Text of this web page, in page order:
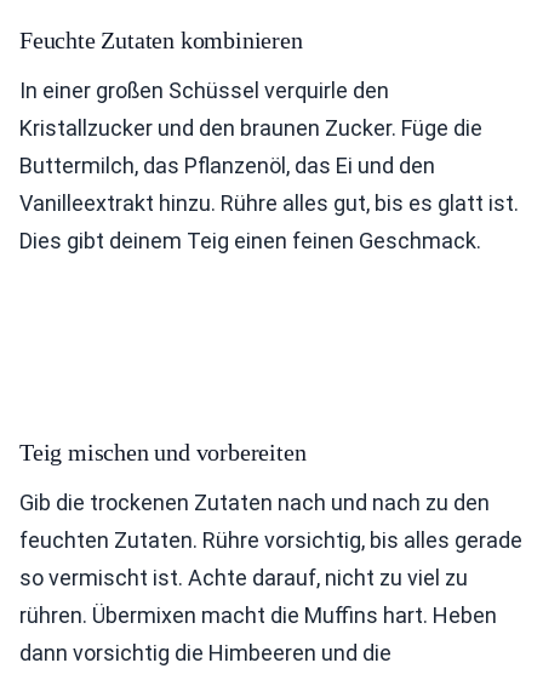
Feuchte Zutaten kombinieren
In einer großen Schüssel verquirle den
Kristallzucker und den braunen Zucker. Füge die
Buttermilch, das Pflanzenöl, das Ei und den
Vanilleextrakt hinzu. Rühre alles gut, bis es glatt ist.
Dies gibt deinem Teig einen feinen Geschmack.
Teig mischen und vorbereiten
Gib die trockenen Zutaten nach und nach zu den
feuchten Zutaten. Rühre vorsichtig, bis alles gerade
so vermischt ist. Achte darauf, nicht zu viel zu
rühren. Übermixen macht die Muffins hart. Heben
dann vorsichtig die Himbeeren und die